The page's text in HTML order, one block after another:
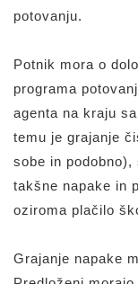
potovanju.
Potnik mora o
programa
agenta na kraju
temu je grajanje
sobe in
takšne napake in
oziroma plačilo
Grajanje napake